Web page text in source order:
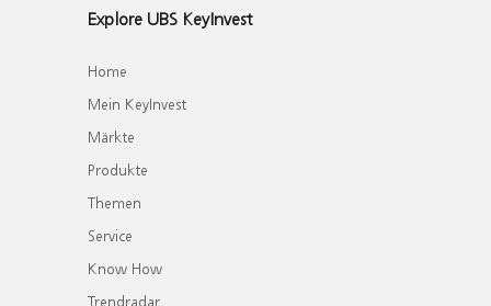
Explore UBS KeyInvest
Home
Mein KeyInvest
Märkte
Produkte
Themen
Service
Know How
Trendradar